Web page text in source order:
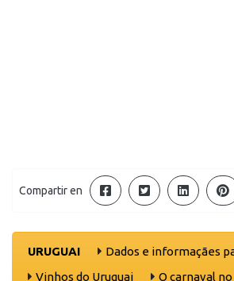
Compartir en
URUGUAI
Dados e informaçães
Vinhos do Uruguai
O carnaval